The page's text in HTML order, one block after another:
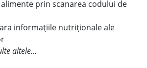
prin scanarea codului de
informațiile nutriționale ale
altele...